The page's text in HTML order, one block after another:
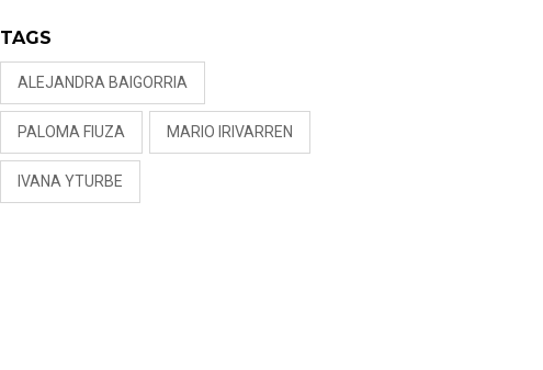
TAGS
ALEJANDRA BAIGORRIA
PALOMA FIUZA MARIO IRIVARREN
IVANA YTURBE